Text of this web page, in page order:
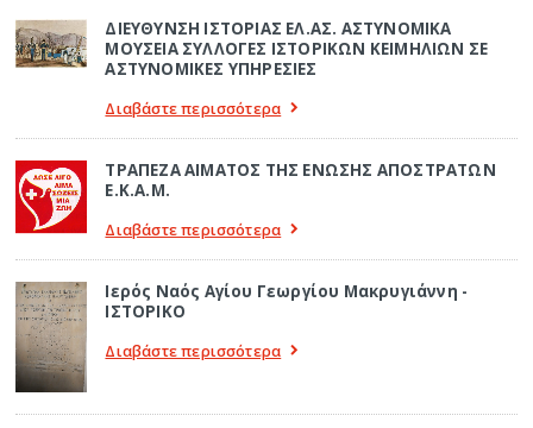
ΔΙΕΥΘΥΝΣΗ ΙΣΤΟΡΙΑΣ ΕΛ.ΑΣ. ΑΣΤΥΝΟΜΙΚΑ
ΜΟΥΣΕΙΑ ΣΥΛΛΟΓΕΣ ΙΣΤΟΡΙΚΩΝ ΚΕΙΜΗΛΙΩΝ ΣΕ
ΑΣΤΥΝΟΜΙΚΕΣ ΥΠΗΡΕΣΙΕΣ
Διαβάστε περισσότερα
ΤΡΑΠΕΖΑ ΑΙΜΑΤΟΣ ΤΗΣ ΕΝΩΣΗΣ ΑΠΟΣΤΡΑΤΩΝ
Ε.Κ.Α.Μ.
Διαβάστε περισσότερα
Ιερός Ναός Αγίου Γεωργίου Μακρυγιάννη -
ΙΣΤΟΡΙΚΟ
Διαβάστε περισσότερα